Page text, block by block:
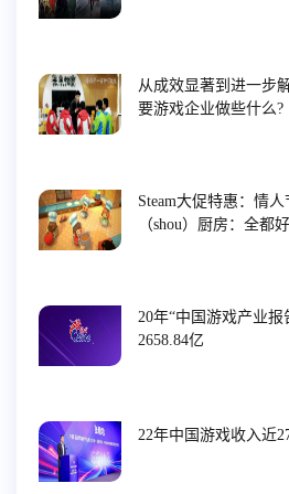
从成效显著到进一步
要游戏企业做些什么?
Steam大促特惠：情
（shou）厨房：全都好
20年“中国游戏产业报
2658.84亿
22年中国游戏收入近